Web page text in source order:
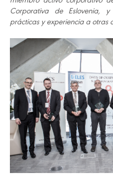
Corporativa de Eslovenia,
prácticas y experiencia a otras